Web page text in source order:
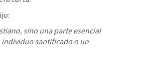
sino una parte esencial
individuo santificado o un